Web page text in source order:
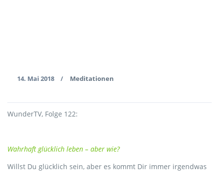
14. Mai 2018 / Meditationen
WunderTV, Folge 122:
Wahrhaft glücklich leben – aber wie?
Willst Du glücklich sein, aber es kommt Dir immer irgendwas